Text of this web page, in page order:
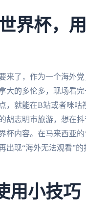
界杯，
来了，作为一个海外
大的多伦多，现场看
，就能在B站或者咪
胡志明市旅游，想在
杯内容。在马来西亚
出现“海外无法观看”的
用小技巧